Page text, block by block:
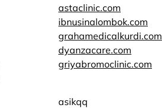
astaclinic.com
ibnusinalombok.com
grahamedicalkurdi.com
dyanzacare.com
griyabromoclinic.com
asikqq